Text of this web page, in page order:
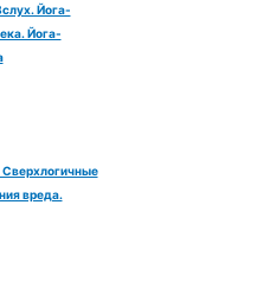
Йога-
Йога-
вреда.